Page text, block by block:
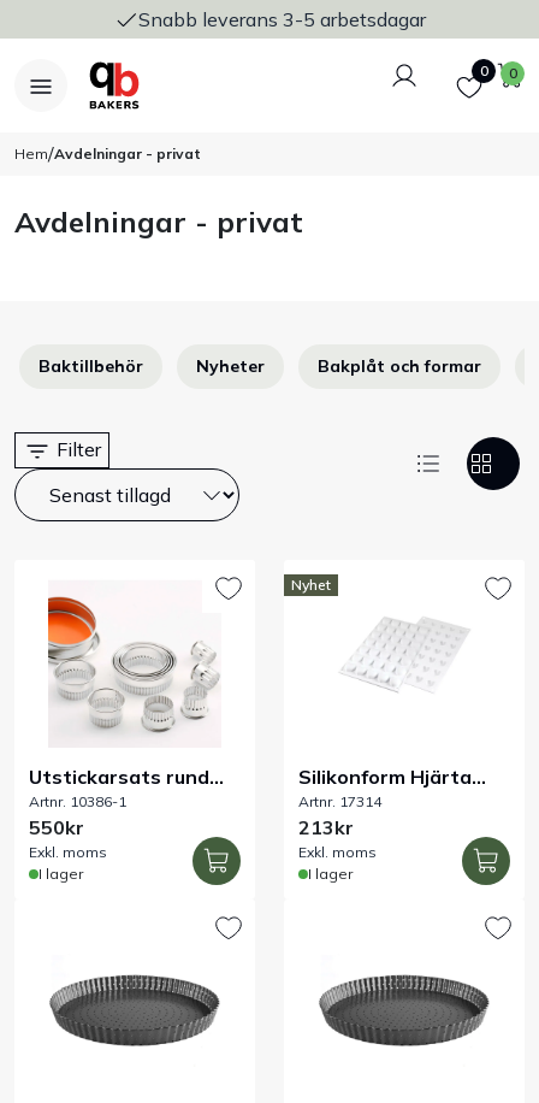
Snabb leverans 3-5 arbetsdagar
Logga in
Favoriter
0 0
Nyheter
Bageriplåtar & bakformar
Stickvagnar & transport
Utensilier
Råvaruhantering & lagring
Maskiner & apparater
Exponering & servering
Städutrustning
Plåtbyte
Hem/Avdelningar - privat
Avdelningar - privat
Baktillbehör Nyheter Bakplåt och formar
Filter
Utstickarsats rund
krusig rostfri 11-del
Artnr. 10386-1
550kr
Exkl. moms
I lager
Nyhet
Silikonform Hjärta
23x25/h13 mm, 5 ml,
35 fig
Artnr. 17314
213kr
Exkl. moms
I lager